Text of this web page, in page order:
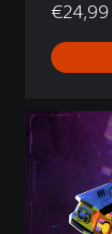
€24,99
D
e
a